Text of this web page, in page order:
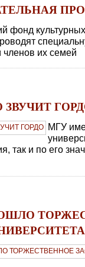
фонд
их семей
ЗВУЧИТ
МГУ
так и по его